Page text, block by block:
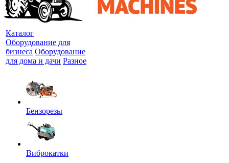
Каталог
Оборудование для
бизнеса Оборудование
для дома и дачи Разное
Бензорезы
Виброкатки